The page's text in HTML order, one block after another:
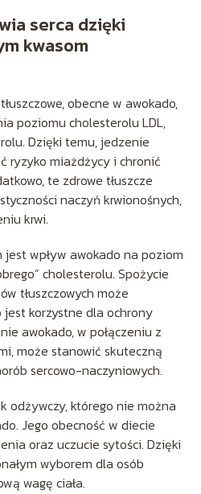
serca dzięki
kwasom
obecne w awokado,
poziomu cholesterolu LDL,
Dzięki temu, jedzenie
ryzyko miażdżycy i chronić
te zdrowe tłuszcze
naczyń krwionośnych,
krwi.
wpływ awokado na poziom
cholesterolu. Spożycie
tłuszczowych może
jest korzystne dla ochrony
awokado, w połączeniu z
może stanowić skuteczną
sercowo-naczyniowych.
odżywczy, którego nie można
Jego obecność w diecie
oraz uczucie sytości. Dzięki
wyborem dla osób
wagę ciała.